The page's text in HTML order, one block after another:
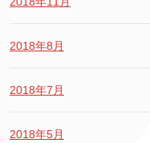
2018年8月
2018年7月
2018年5月